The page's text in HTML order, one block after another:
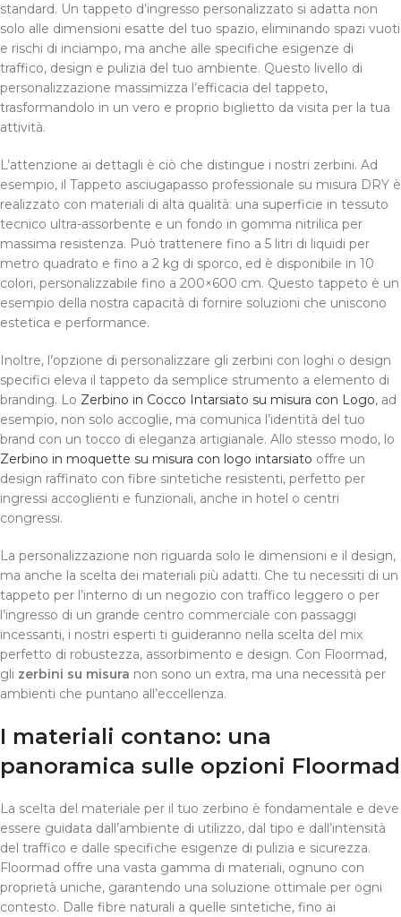
standard. Un tappeto d’ingresso personalizzato si adatta non
solo alle dimensioni esatte del tuo spazio, eliminando spazi vuoti
e rischi di inciampo, ma anche alle specifiche esigenze di
traffico, design e pulizia del tuo ambiente. Questo livello di
personalizzazione massimizza l’efficacia del tappeto,
trasformandolo in un vero e proprio biglietto da visita per la tua
attività.
L’attenzione ai dettagli è ciò che distingue i nostri zerbini. Ad
esempio, il Tappeto asciugapasso professionale su misura DRY è
realizzato con materiali di alta qualità: una superficie in tessuto
tecnico ultra-assorbente e un fondo in gomma nitrilica per
massima resistenza. Può trattenere fino a 5 litri di liquidi per
metro quadrato e fino a 2 kg di sporco, ed è disponibile in 10
colori, personalizzabile fino a 200×600 cm. Questo tappeto è un
esempio della nostra capacità di fornire soluzioni che uniscono
estetica e performance.
Inoltre, l’opzione di personalizzare gli zerbini con loghi o design
specifici eleva il tappeto da semplice strumento a elemento di
branding. Lo Zerbino in Cocco Intarsiato su misura con Logo, ad
esempio, non solo accoglie, ma comunica l’identità del tuo
brand con un tocco di eleganza artigianale. Allo stesso modo, lo
Zerbino in moquette su misura con logo intarsiato offre un
design raffinato con fibre sintetiche resistenti, perfetto per
ingressi accoglienti e funzionali, anche in hotel o centri
congressi.
La personalizzazione non riguarda solo le dimensioni e il design,
ma anche la scelta dei materiali più adatti. Che tu necessiti di un
tappeto per l’interno di un negozio con traffico leggero o per
l’ingresso di un grande centro commerciale con passaggi
incessanti, i nostri esperti ti guideranno nella scelta del mix
perfetto di robustezza, assorbimento e design. Con Floormad,
gli zerbini su misura non sono un extra, ma una necessità per
ambienti che puntano all’eccellenza.
I materiali contano: una
panoramica sulle opzioni Floormad
La scelta del materiale per il tuo zerbino è fondamentale e deve
essere guidata dall’ambiente di utilizzo, dal tipo e dall’intensità
del traffico e dalle specifiche esigenze di pulizia e sicurezza.
Floormad offre una vasta gamma di materiali, ognuno con
proprietà uniche, garantendo una soluzione ottimale per ogni
contesto. Dalle fibre naturali a quelle sintetiche, fino ai